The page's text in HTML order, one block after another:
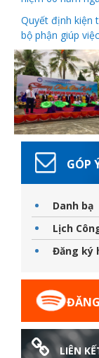
Quyết định kiện
bộ phận giúp
GÓP
Danh bạ
Lịch
Đăng ký
LIÊN